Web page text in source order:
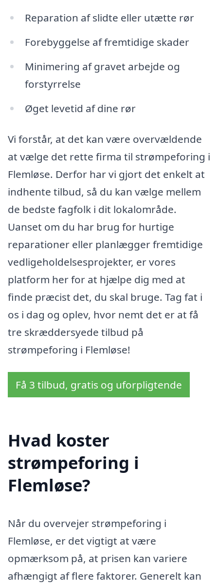
Reparation af slidte eller utætte rør
Forebyggelse af fremtidige skader
Minimering af gravet arbejde og
forstyrrelse
Øget levetid af dine rør
Vi forstår, at det kan være overvældende
at vælge det rette firma til strømpeforing i
Flemløse. Derfor har vi gjort det enkelt at
indhente tilbud, så du kan vælge mellem
de bedste fagfolk i dit lokalområde.
Uanset om du har brug for hurtige
reparationer eller planlægger fremtidige
vedligeholdelsesprojekter, er vores
platform her for at hjælpe dig med at
finde præcist det, du skal bruge. Tag fat i
os i dag og oplev, hvor nemt det er at få
tre skræddersyede tilbud på
strømpeforing i Flemløse!
Få 3 tilbud, gratis og uforpligtende
Hvad koster
strømpeforing i
Flemløse?
Når du overvejer strømpeforing i
Flemløse, er det vigtigt at være
opmærksom på, at prisen kan variere
afhængigt af flere faktorer. Generelt kan